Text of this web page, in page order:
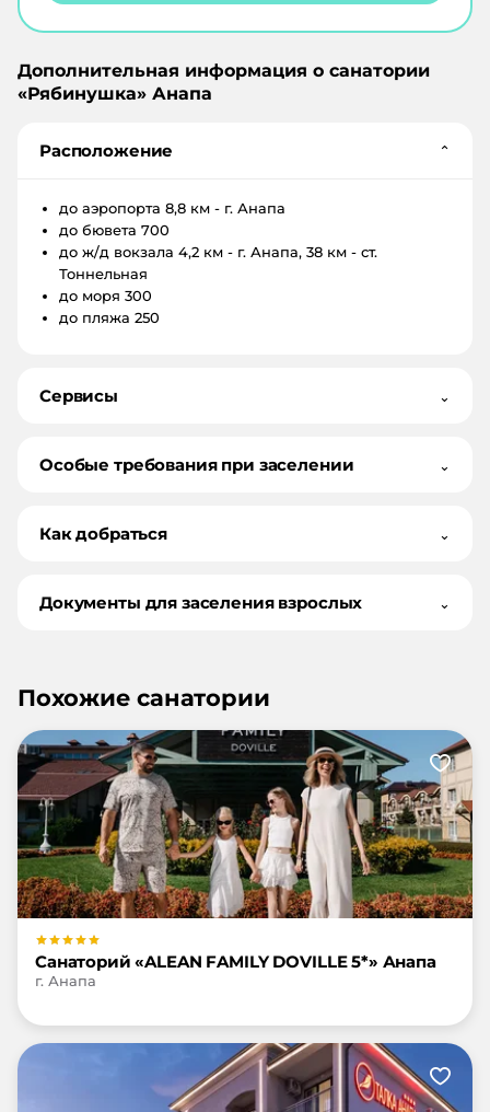
Дополнительная информация о санатории
«Рябинушка» Анапа
Расположение ⌄
до аэропорта 8,8 км - г. Анапа
до бювета 700
до ж/д вокзала 4,2 км - г. Анапа, 38 км - ст.
Тоннельная
до моря 300
до пляжа 250
Сервисы ⌄
Особые требования при заселении ⌄
Как добраться ⌄
Документы для заселения взрослых ⌄
Похожие санатории
Санаторий «ALEAN FAMILY DOVILLE 5*» Анапа
г. Анапа